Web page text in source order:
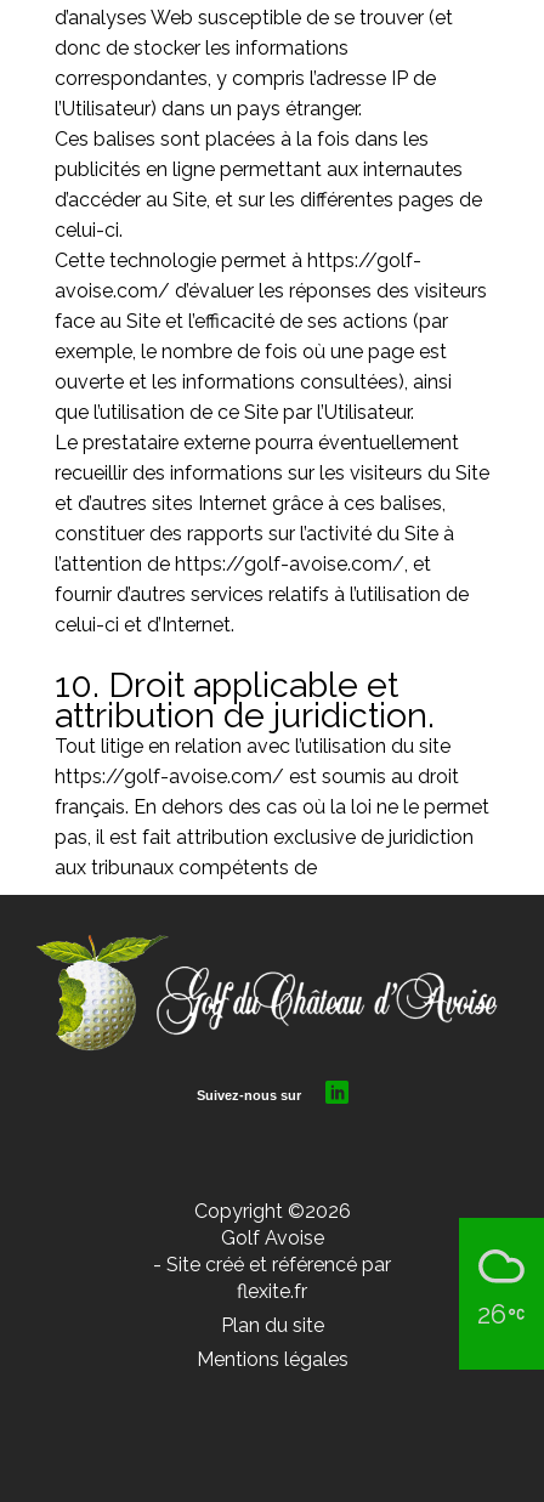
d’analyses Web susceptible de se trouver (et
donc de stocker les informations
correspondantes, y compris l’adresse IP de
l’Utilisateur) dans un pays étranger.
Ces balises sont placées à la fois dans les
publicités en ligne permettant aux internautes
d’accéder au Site, et sur les différentes pages de
celui-ci.
Cette technologie permet à https://golf-
avoise.com/ d’évaluer les réponses des visiteurs
face au Site et l’efficacité de ses actions (par
exemple, le nombre de fois où une page est
ouverte et les informations consultées), ainsi
que l’utilisation de ce Site par l’Utilisateur.
Le prestataire externe pourra éventuellement
recueillir des informations sur les visiteurs du Site
et d’autres sites Internet grâce à ces balises,
constituer des rapports sur l’activité du Site à
l’attention de https://golf-avoise.com/, et
fournir d’autres services relatifs à l’utilisation de
celui-ci et d’Internet.
10. Droit applicable et
attribution de juridiction.
Tout litige en relation avec l’utilisation du site
https://golf-avoise.com/ est soumis au droit
français. En dehors des cas où la loi ne le permet
pas, il est fait attribution exclusive de juridiction
aux tribunaux compétents de
26
Copyright ©2026
Golf Avoise
- Site créé et référencé par
flexite.fr
Plan du site
Mentions légales